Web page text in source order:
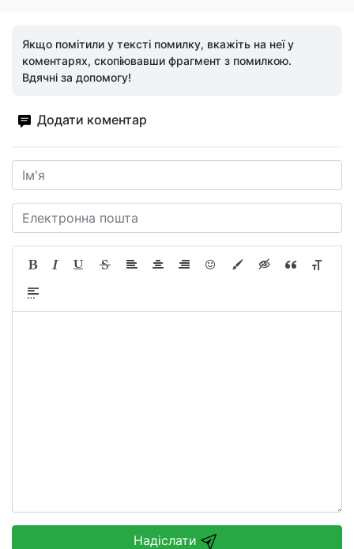
Якщо помітили у тексті помилку, вкажіть на неї у
коментарях, скопіювавши фрагмент з помилкою.
Вдячні за допомогу!
Додати коментар
Надіслати